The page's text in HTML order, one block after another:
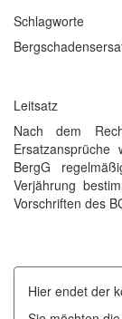
Schlagworte
Leitsatz
Nach dem
BergG
Verjährung
Vorschriften des
Hier endet der